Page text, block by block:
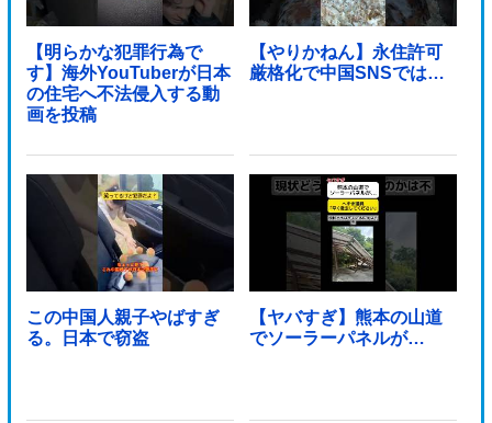
【明らかな犯罪行為で
す】海外YouTuberが日本
の住宅へ不法侵入する動
画を投稿
【やりかねん】永住許可
厳格化で中国SNSでは…
この中国人親子やばすぎ
る。日本で窃盗
【ヤバすぎ】熊本の山道
でソーラーパネルが…